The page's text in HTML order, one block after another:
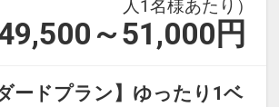
人1名様あたり）
～51,000 円
ードプラン】ゆったり1ベ